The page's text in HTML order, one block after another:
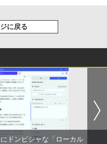
やかんの麦茶 from 爽健美茶 ラ
本
に戻る
ドンピシャな「ローカル